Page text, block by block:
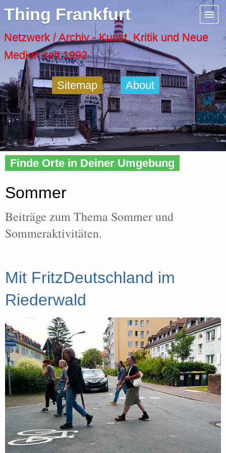
Thing Frankfurt
Netzwerk / Archiv - Kunst, Kritik und Neue
Medien seit 1992
Sitemap About
Home »Tags» Sommer
Finde Orte in Deiner Umgebung
Sommer
Beiträge zum Thema Sommer und
Sommeraktivitäten.
Mit FritzDeutschland im
Riederwald
Menu
Artspaces
Cool Places
Frankfurt Diary
Activity
Recent Posts